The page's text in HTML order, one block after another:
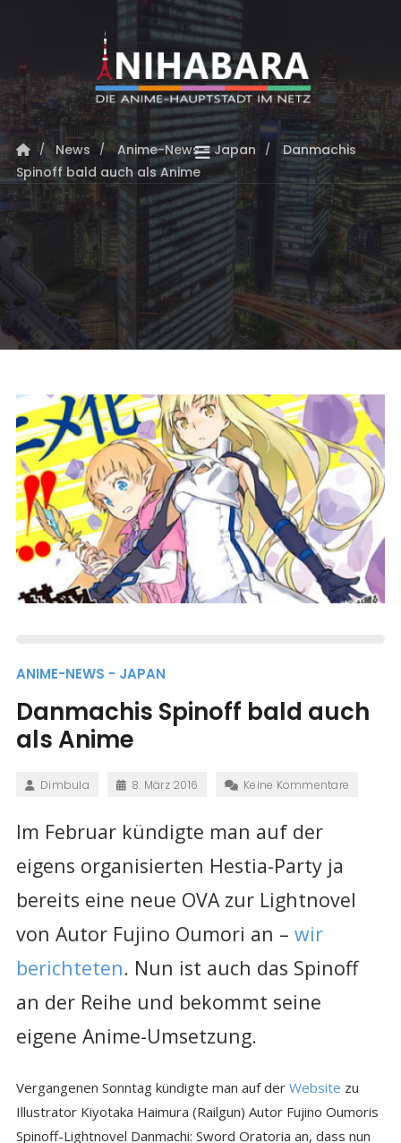
News Anime-News - Japan
Danmachis
Spinoff bald auch als Anime
ANIME-NEWS - JAPAN
Danmachis Spinoff bald auch
als Anime
Dimbula 8. März 2016 Keine Kommentare
Im Februar kündigte man auf der
eigens organisierten Hestia-Party ja
bereits eine neue OVA zur Lightnovel
von Autor Fujino Oumori an – wir
berichteten. Nun ist auch das Spinoff
an der Reihe und bekommt seine
eigene Anime-Umsetzung.
Vergangenen Sonntag kündigte man auf der Website zu
Illustrator Kiyotaka Haimura (Railgun) Autor Fujino Oumoris
Spinoff-Lightnovel Danmachi: Sword Oratoria an, dass nun